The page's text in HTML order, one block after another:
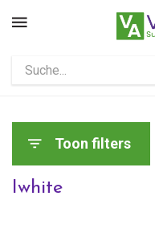
Toon filters
Iwhite